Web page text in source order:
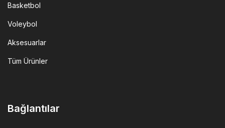
Basketbol
Voleybol
Aksesuarlar
Tüm Ürünler
Bağlantılar